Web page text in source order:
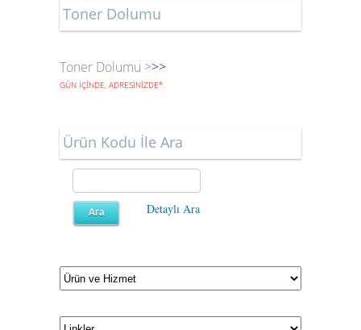
Toner Dolumu
Toner Dolumu >>>
GÜN İÇİNDE, ADRESİNİZDE*.
Ürün Kodu İle Ara
Detaylı Ara